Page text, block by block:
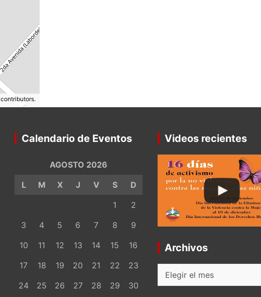
contributors.
Calendario de Eventos
AGOSTO 2026
L
M X J V S
D
1
2
3
4 5 6 7 8
9
10
11 12 13 14 15
16
17
18 19 20 21 22
23
24
25 26 27 28 29
30
Videos recientes
Archivos
Archivos